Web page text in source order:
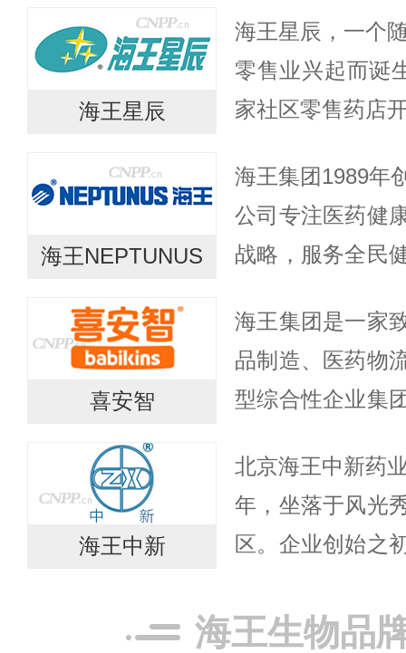
海王星辰
海王星辰，一个
零售业兴起而诞
家社区零售药店
城市的嬗变，线
海王NEPTUNUS
海王集团1989年
公司专注医药健
战略，服务全民
国医药健康行业
能力较...
喜安智
海王集团是一家
品制造、医药物
型综合性企业集
志着海王集团在
的消费者提...
海王中新
北京海王中新药
年，坐落于风光
区。企业创始之
为“北京中新制
海王生物品